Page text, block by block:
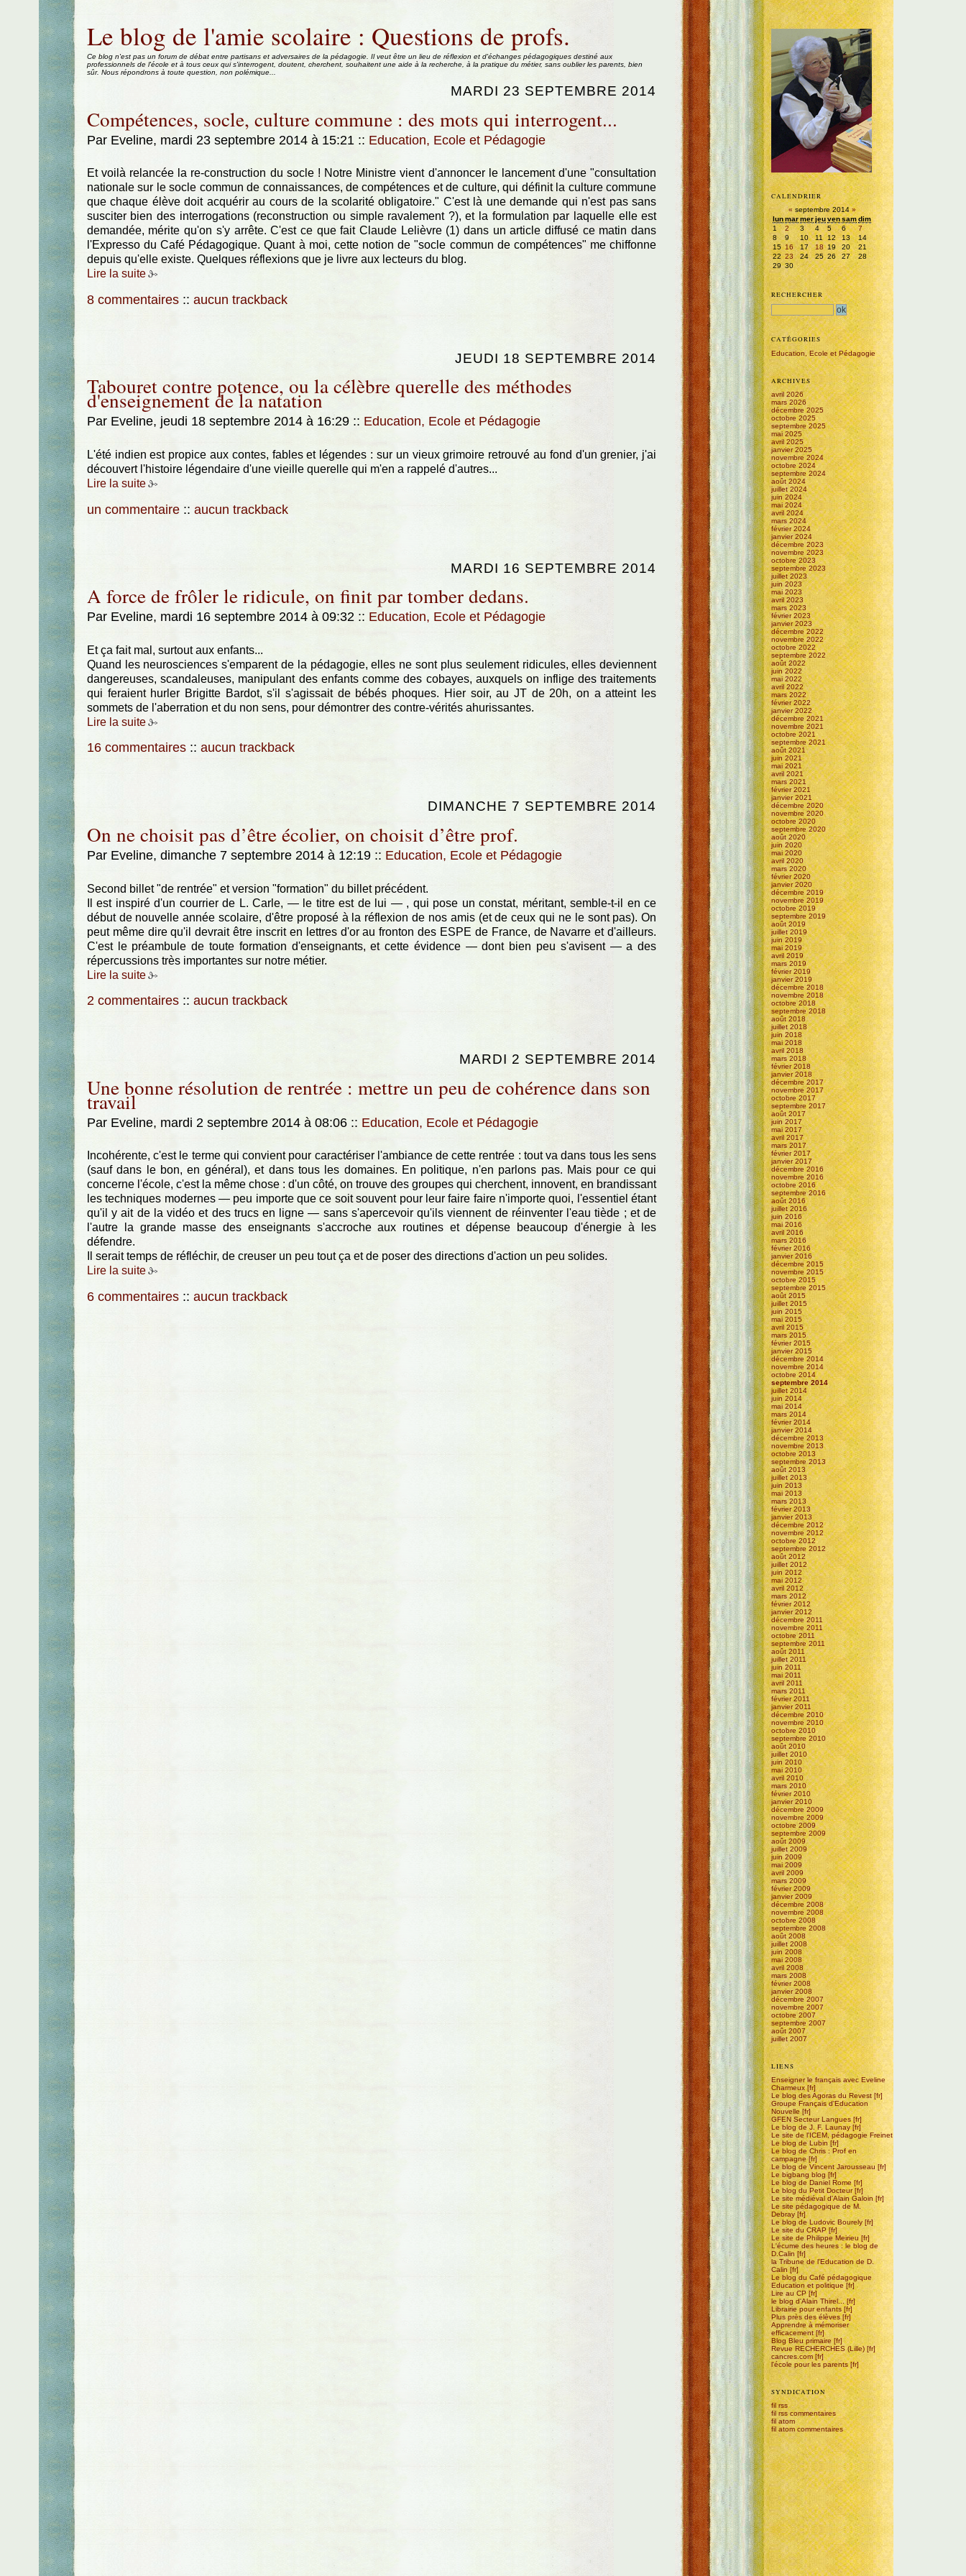
Aller au contenu
Le blog de l'amie scolaire : Questions de profs.
Ce blog n'est pas un forum de débat entre partisans et adversaires de la pédagogie. Il veut être un lieu de réflexion et d'échanges pédagogiques destiné aux
professionnels de l'école et à tous ceux qui s'interrogent, doutent, cherchent, souhaitent une aide à la recherche, à la pratique du métier, sans oublier les parents, bien
sûr. Nous répondrons à toute question, non polémique...
MARDI 23 SEPTEMBRE 2014
Compétences, socle, culture commune : des mots qui interrogent...
Par Eveline, mardi 23 septembre 2014 à 15:21 :: Education, Ecole et Pédagogie
Et voilà relancée la re-construction du socle ! Notre Ministre vient d'annoncer le lancement d'une "consultation
nationale sur le socle commun de connaissances, de compétences et de culture, qui définit la culture commune
que chaque élève doit acquérir au cours de la scolarité obligatoire." C'est là une demande qui n'est pas sans
susciter bien des interrogations (reconstruction ou simple ravalement ?), et la formulation par laquelle elle est
demandée, mérite qu'on s'y arrête. C'est ce que fait Claude Lelièvre (1) dans un article diffusé ce matin dans
l'Expresso du Café Pédagogique. Quant à moi, cette notion de "socle commun de compétences" me chiffonne
depuis qu'elle existe. Quelques réflexions que je livre aux lecteurs du blog.
Lire la suite
8 commentaires :: aucun trackback
JEUDI 18 SEPTEMBRE 2014
Tabouret contre potence, ou la célèbre querelle des méthodes
d'enseignement de la natation
Par Eveline, jeudi 18 septembre 2014 à 16:29 :: Education, Ecole et Pédagogie
L'été indien est propice aux contes, fables et légendes : sur un vieux grimoire retrouvé au fond d'un grenier, j'ai
découvert l'histoire légendaire d'une vieille querelle qui m'en a rappelé d'autres...
Lire la suite
un commentaire :: aucun trackback
MARDI 16 SEPTEMBRE 2014
A force de frôler le ridicule, on finit par tomber dedans.
Par Eveline, mardi 16 septembre 2014 à 09:32 :: Education, Ecole et Pédagogie
Et ça fait mal, surtout aux enfants...
Quand les neurosciences s'emparent de la pédagogie, elles ne sont plus seulement ridicules, elles deviennent
dangereuses, scandaleuses, manipulant des enfants comme des cobayes, auxquels on inflige des traitements
qui feraient hurler Brigitte Bardot, s'il s'agissait de bébés phoques. Hier soir, au JT de 20h, on a atteint les
sommets de l'aberration et du non sens, pour démontrer des contre-vérités ahurissantes.
Lire la suite
16 commentaires :: aucun trackback
DIMANCHE 7 SEPTEMBRE 2014
On ne choisit pas d’être écolier, on choisit d’être prof.
Par Eveline, dimanche 7 septembre 2014 à 12:19 :: Education, Ecole et Pédagogie
Second billet "de rentrée" et version "formation" du billet précédent.
Il est inspiré d'un courrier de L. Carle, — le titre est de lui — , qui pose un constat, méritant, semble-t-il en ce
début de nouvelle année scolaire, d'être proposé à la réflexion de nos amis (et de ceux qui ne le sont pas). On
peut même dire qu'il devrait être inscrit en lettres d'or au fronton des ESPE de France, de Navarre et d'ailleurs.
C'est le préambule de toute formation d'enseignants, et cette évidence — dont bien peu s'avisent — a des
répercussions très importantes sur notre métier.
Lire la suite
2 commentaires :: aucun trackback
MARDI 2 SEPTEMBRE 2014
Une bonne résolution de rentrée : mettre un peu de cohérence dans son
travail
Par Eveline, mardi 2 septembre 2014 à 08:06 :: Education, Ecole et Pédagogie
Incohérente, c'est le terme qui convient pour caractériser l'ambiance de cette rentrée : tout va dans tous les sens
(sauf dans le bon, en général), et dans tous les domaines. En politique, n'en parlons pas. Mais pour ce qui
concerne l'école, c'est la même chose : d'un côté, on trouve des groupes qui cherchent, innovent, en brandissant
les techniques modernes — peu importe que ce soit souvent pour leur faire faire n'importe quoi, l'essentiel étant
qu'il y ait de la vidéo et des trucs en ligne — sans s'apercevoir qu'ils viennent de réinventer l'eau tiède ; et de
l'autre la grande masse des enseignants s'accroche aux routines et dépense beaucoup d'énergie à les
défendre.
Il serait temps de réfléchir, de creuser un peu tout ça et de poser des directions d'action un peu solides.
Lire la suite
6 commentaires :: aucun trackback
CALENDRIER
« septembre 2014»
lunmarmerjeuvensamdim
1
2 3 4 5 6
7
8
9 10 11 12 13
14
15 16 17 18 19 20
21
22 23 24 25 26 27
28
29 30
RECHERCHER
CATÉGORIES
Education, Ecole et Pédagogie
ARCHIVES
avril 2026
mars 2026
décembre 2025
octobre 2025
septembre 2025
mai 2025
avril 2025
janvier 2025
novembre 2024
octobre 2024
septembre 2024
août 2024
juillet 2024
juin 2024
mai 2024
avril 2024
mars 2024
février 2024
janvier 2024
décembre 2023
novembre 2023
octobre 2023
septembre 2023
juillet 2023
juin 2023
mai 2023
avril 2023
mars 2023
février 2023
janvier 2023
décembre 2022
novembre 2022
octobre 2022
septembre 2022
août 2022
juin 2022
mai 2022
avril 2022
mars 2022
février 2022
janvier 2022
décembre 2021
novembre 2021
octobre 2021
septembre 2021
août 2021
juin 2021
mai 2021
avril 2021
mars 2021
février 2021
janvier 2021
décembre 2020
novembre 2020
octobre 2020
septembre 2020
août 2020
juin 2020
mai 2020
avril 2020
mars 2020
février 2020
janvier 2020
décembre 2019
novembre 2019
octobre 2019
septembre 2019
août 2019
juillet 2019
juin 2019
mai 2019
avril 2019
mars 2019
février 2019
janvier 2019
décembre 2018
novembre 2018
octobre 2018
septembre 2018
août 2018
juillet 2018
juin 2018
mai 2018
avril 2018
mars 2018
février 2018
janvier 2018
décembre 2017
novembre 2017
octobre 2017
septembre 2017
août 2017
juin 2017
mai 2017
avril 2017
mars 2017
février 2017
janvier 2017
décembre 2016
novembre 2016
octobre 2016
septembre 2016
août 2016
juillet 2016
juin 2016
mai 2016
avril 2016
mars 2016
février 2016
janvier 2016
décembre 2015
novembre 2015
octobre 2015
septembre 2015
août 2015
juillet 2015
juin 2015
mai 2015
avril 2015
mars 2015
février 2015
janvier 2015
décembre 2014
novembre 2014
octobre 2014
septembre 2014
juillet 2014
juin 2014
mai 2014
mars 2014
février 2014
janvier 2014
décembre 2013
novembre 2013
octobre 2013
septembre 2013
août 2013
juillet 2013
juin 2013
mai 2013
mars 2013
février 2013
janvier 2013
décembre 2012
novembre 2012
octobre 2012
septembre 2012
août 2012
juillet 2012
juin 2012
mai 2012
avril 2012
mars 2012
février 2012
janvier 2012
décembre 2011
novembre 2011
octobre 2011
septembre 2011
août 2011
juillet 2011
juin 2011
mai 2011
avril 2011
mars 2011
février 2011
janvier 2011
décembre 2010
novembre 2010
octobre 2010
septembre 2010
août 2010
juillet 2010
juin 2010
mai 2010
avril 2010
mars 2010
février 2010
janvier 2010
décembre 2009
novembre 2009
octobre 2009
septembre 2009
août 2009
juillet 2009
juin 2009
mai 2009
avril 2009
mars 2009
février 2009
janvier 2009
décembre 2008
novembre 2008
octobre 2008
septembre 2008
août 2008
juillet 2008
juin 2008
mai 2008
avril 2008
mars 2008
février 2008
janvier 2008
décembre 2007
novembre 2007
octobre 2007
septembre 2007
août 2007
juillet 2007
LIENS
Enseigner le français avec Eveline
Charmeux
Le blog des Agoras du Revest
Groupe Français d'Education
Nouvelle
GFEN Secteur Langues
Le blog de J. F. Launay
Le site de l'ICEM, pédagogie Freinet
Le blog de Lubin
Le blog de Chris : Prof en
campagne
Le blog de Vincent Jarousseau
Le bigbang blog
Le blog de Daniel Rome
Le blog du Petit Docteur
Le site médiéval d'Alain Galoin
Le site pédagogique de M.
Debray
Le blog de Ludovic Bourely
Le site du CRAP
Le site de Philippe Meirieu
L'écume des heures : le blog de
D.Calin
la Tribune de l'Education de D.
Calin
Le blog du Café pédagogique
Education et politique
Lire au CP
le blog d'Alain Thirel...
Librairie pour enfants
Plus près des élèves
Apprendre à mémoriser
efficacement
Blog Bleu primaire
Revue RECHERCHES (Lille)
cancres.com
l'école pour les parents
SYNDICATION
fil rss
fil rss commentaires
fil atom
fil atom commentaires